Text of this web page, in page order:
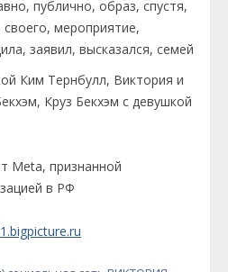
Ким Тернбулл, Виктория и
Круз Бекхэм с девушкой
Meta, признанной
в РФ